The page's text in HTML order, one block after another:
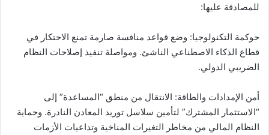
للمصادقة عليها:
حوكمة التكنولوجيا: وضع قواعد منافسة صارمة تمنع الاحتكار في
قطاع الذكاء الاصطناعي الناشئ. ومواصلة تنفيذ إصلاحات النظام
الضريبي الدولي.
أمن الإمدادات والطاقة: الانتقال من منطق “المساعدة” إلى
“الاستثمار المشترك” لتأمين سلاسل توريد المعادن النادرة. وحماية
النظام المالي من مخاطر التغيرات المناخية وتداعيات الأزمات